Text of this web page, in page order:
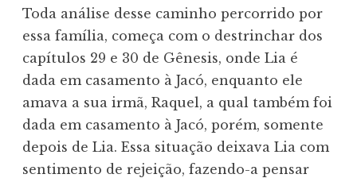
Toda análise desse caminho percorrido por
essa família, começa com o destrinchar dos
capítulos 29 e 30 de Gênesis, onde Lia é
dada em casamento à Jacó, enquanto ele
amava a sua irmã, Raquel, a qual também foi
dada em casamento à Jacó, porém, somente
depois de Lia. Essa situação deixava Lia com
sentimento de rejeição, fazendo-a pensar